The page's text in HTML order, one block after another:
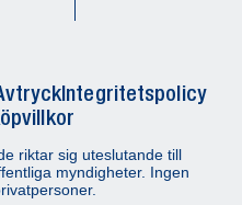
Integritetspolicy
riktar sig uteslutande till
myndigheter. Ingen